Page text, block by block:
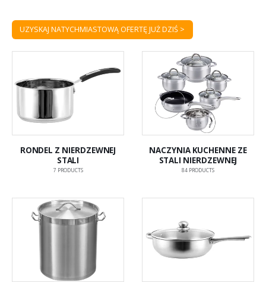
UZYSKAJ NATYCHMIASTOWĄ OFERTĘ JUŻ DZIŚ >
RONDEL Z NIERDZEWNEJ
STALI
7 PRODUCTS
NACZYNIA KUCHENNE ZE
STALI NIERDZEWNEJ
84 PRODUCTS